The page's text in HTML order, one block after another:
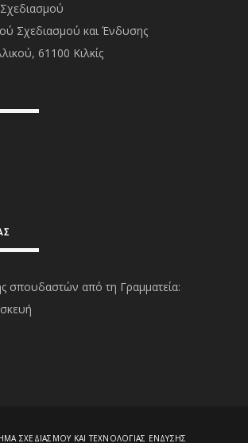
Σχεδιασμού και Ένδυσης
61100 Κιλκίς
σπουδαστών από τη Γραμματεία:
ΣΧΕΔΙΑΣΜΟΎ ΚΑΙ ΤΕΧΝΟΛΟΓΊΑΣ ΈΝΔΥΣΗΣ